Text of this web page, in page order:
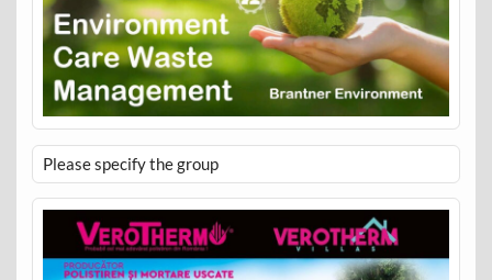
Please specify the group